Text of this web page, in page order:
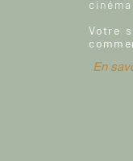
Votre
En